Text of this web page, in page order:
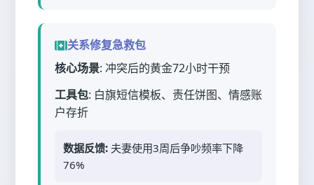
关系修复急救包
核心场景: 冲突后的黄金72小时干预
工具包: 白旗短信模板、责任饼图、情感账
户存折
数据反馈: 夫妻使用3周后争吵频率下降
76%